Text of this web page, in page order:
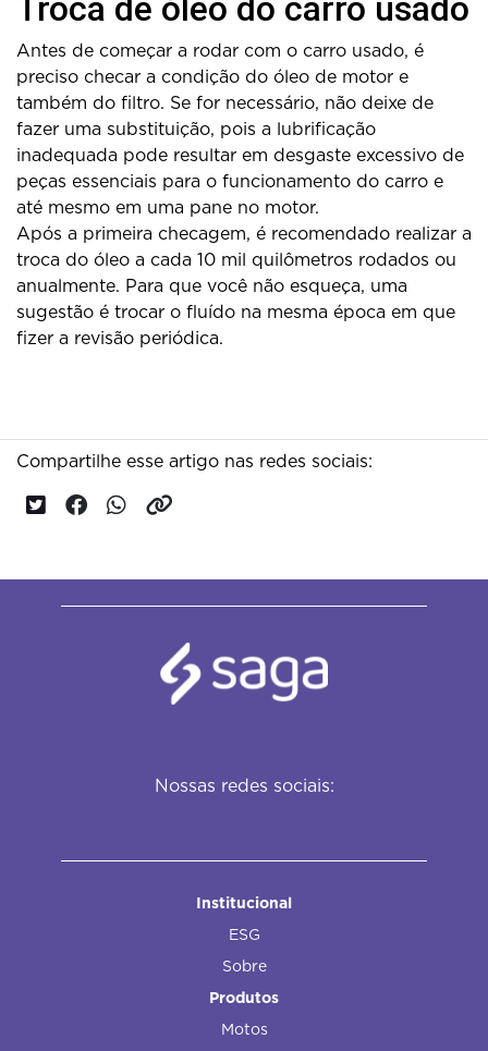
Troca de óleo do carro usado
Antes de começar a rodar com o carro usado, é
preciso checar a condição do óleo de motor e
também do filtro. Se for necessário, não deixe de
fazer uma substituição, pois a lubrificação
inadequada pode resultar em desgaste excessivo de
peças essenciais para o funcionamento do carro e
até mesmo em uma pane no motor.
Após a primeira checagem, é recomendado realizar a
troca do óleo a cada 10 mil quilômetros rodados ou
anualmente. Para que você não esqueça, uma
sugestão é trocar o fluído na mesma época em que
fizer a revisão periódica.
Compartilhe esse artigo nas redes sociais:
Nossas redes sociais:
Institucional
ESG
Sobre
Produtos
Motos